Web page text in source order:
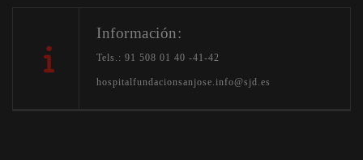
Información:
Tels.: 91 508 01 40 -41-42
hospitalfundacionsanjose.info@sjd.es